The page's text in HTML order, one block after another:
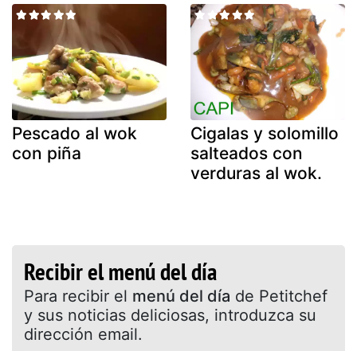
Pescado al wok
con piña
Cigalas y solomillo
salteados con
verduras al wok.
Recibir el menú del día
Para recibir el menú del día de Petitchef
y sus noticias deliciosas, introduzca su
dirección email.